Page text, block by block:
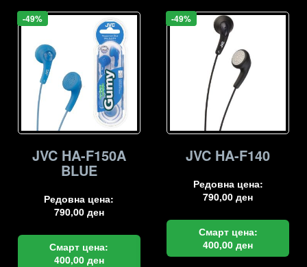
-49%
JVC HA-F150A
BLUE
Редовна цена:
790,00 ден
Смарт цена:
400,00 ден
-49%
JVC HA-F140
Редовна цена:
790,00ден
Смарт цена:
400,00ден